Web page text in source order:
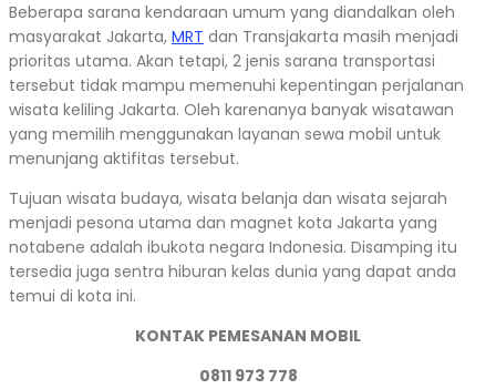
Beberapa sarana kendaraan umum yang diandalkan oleh
masyarakat Jakarta, MRT dan Transjakarta masih menjadi
prioritas utama. Akan tetapi, 2 jenis sarana transportasi
tersebut tidak mampu memenuhi kepentingan perjalanan
wisata keliling Jakarta. Oleh karenanya banyak wisatawan
yang memilih menggunakan layanan sewa mobil untuk
menunjang aktifitas tersebut.
Tujuan wisata budaya, wisata belanja dan wisata sejarah
menjadi pesona utama dan magnet kota Jakarta yang
notabene adalah ibukota negara Indonesia. Disamping itu
tersedia juga sentra hiburan kelas dunia yang dapat anda
temui di kota ini.
KONTAK PEMESANAN MOBIL
0811 973 778